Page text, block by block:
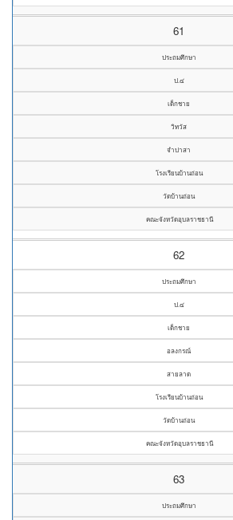
61
ประถมศึกษา
ป.๔
เด็กชาย
วิทวัส
จำปาสา
โรงเรียนบ้านถ่อน
วัดบ้านถ่อน
คณะจังหวัดอุบลราชธานี
62
ประถมศึกษา
ป.๔
เด็กชาย
อลงกรณ์
สายลาด
โรงเรียนบ้านถ่อน
วัดบ้านถ่อน
คณะจังหวัดอุบลราชธานี
63
ประถมศึกษา